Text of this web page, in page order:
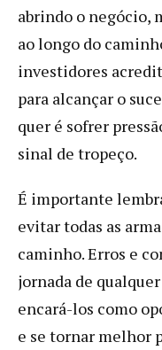
abrindo o negócio,
ao longo do
investidores
para alcançar o
quer é sofrer
sinal de tropeço.
É importante
evitar todas as
caminho. Erros e
jornada de
encará-los como
e se tornar melhor